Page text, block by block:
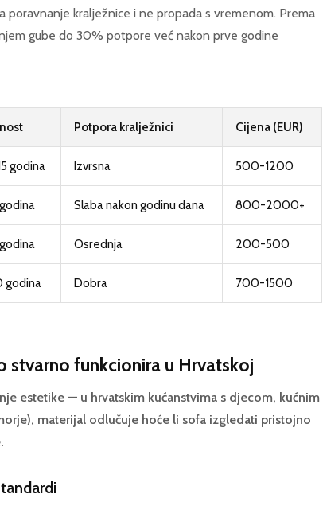
poravnanje kralježnice i ne propada s vremenom. Prema
gube do 30% potpore već nakon prve godine
Potpora kralježnici Cijena (EUR)
godina Izvrsna 500-1200
Slaba nakon godinu dana 800-2000+
Osrednja 200-500
godina Dobra 700-1500
stvarno funkcionira u Hrvatskoj
estetike — u hrvatskim kućanstvima s djecom, kućnim
materijal odlučuje hoće li sofa izgledati pristojno